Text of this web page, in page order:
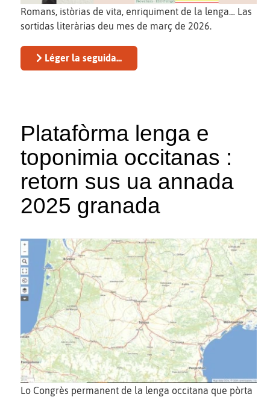
Romans, istòrias de vita, enriquiment de la lenga… Las
sortidas literàrias deu mes de març de 2026.
Léger la seguida...
Platafòrma lenga e
toponimia occitanas :
retorn sus ua annada
2025 granada
Lo Congrès permanent de la lenga occitana que pòrta